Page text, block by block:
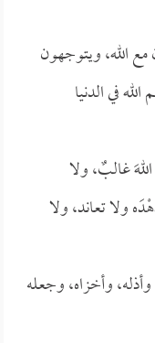
الله، ويتوجهون
في الدنيا
غالبٌ، ولا
ولا تعاند، ولا
وأخزاه، وجعله